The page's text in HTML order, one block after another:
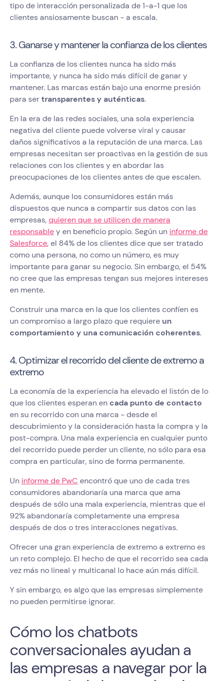
tipo de interacción personalizada de 1-a-1 que los
clientes ansiosamente buscan - a escala.
3. Ganarse y mantener la confianza de los clientes
La confianza de los clientes nunca ha sido más
importante, y nunca ha sido más difícil de ganar y
mantener. Las marcas están bajo una enorme presión
para sertransparentes y auténticas.
En la era de las redes sociales, una sola experiencia
negativa del cliente puede volverse viral y causar
daños significativos a la reputación de una marca. Las
empresas necesitan ser proactivas en la gestión de sus
relaciones con los clientes y en abordar las
preocupaciones de los clientes antes de que escalen.
Además, aunque los consumidores están más
dispuestos que nunca a compartir sus datos con las
empresas, quieren que se utilicen de manera
responsabley en beneficio propio. Según un informe de
Salesforce, el 84% de los clientes dice que ser tratado
como una persona, no como un número, es muy
importante para ganar su negocio. Sin embargo, el 54%
no cree que las empresas tengan sus mejores intereses
en mente.
Construir una marca en la que los clientes confíen es
un compromiso a largo plazo que requiere un
comportamiento y una comunicación coherentes.
4. Optimizar el recorrido del cliente de extremo a
extremo
La economía de la experiencia ha elevado el listón de lo
que los clientes esperan encada punto de contacto
en su recorrido con una marca - desde el
descubrimiento y la consideración hasta la compra y la
post-compra. Una mala experiencia en cualquier punto
del recorrido puede perder un cliente, no sólo para esa
compra en particular, sino de forma permanente.
Un informe de PwC encontró que uno de cada tres
consumidores abandonaría una marca que ama
después de sólo una mala experiencia, mientras que el
92% abandonaría completamente una empresa
después de dos o tres interacciones negativas.
Ofrecer una gran experiencia de extremo a extremo es
un reto complejo. El hecho de que el recorrido sea cada
vez más no lineal y multicanal lo hace aún más difícil.
Y sin embargo, es algo que las empresas simplemente
no pueden permitirse ignorar.
Cómo los chatbots
conversacionales ayudan a
las empresas a navegar por la